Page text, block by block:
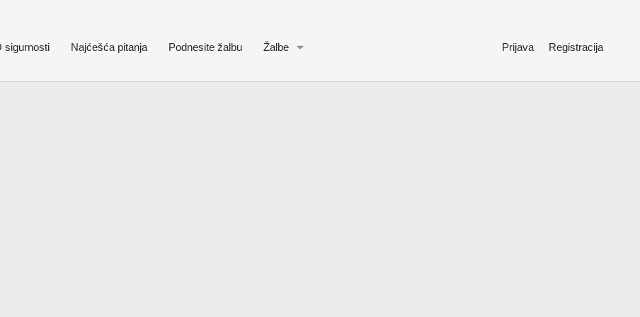
sigurnosti Najćešća pitanja Podnesite žalbu Žalbe Prijava Registracija